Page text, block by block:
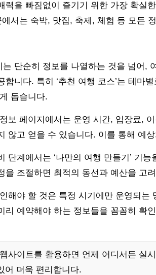
력을 빠짐없이 즐기기 위한 가장 확실
서는 숙박, 맛집, 축제, 체험 등 모든
는 단순히 정보를 나열하는 것을 넘어,
합니다. 특히 ‘추천 여행 코스’는 테마
돕습니다.
보 페이지에서는 운영 시간, 입장료,
않고 얻을 수 있습니다. 이를 통해 예
단계에서는 ‘나만의 여행 만들기’ 기
을 조절하면 최적의 동선과 예산을 고
해야 할 것은 특정 시기에만 운영되는
리 예약해야 하는 정보들을 꼼꼼히 확
사이트를 활용하면 언제 어디서든 실
어 더욱 편리합니다.